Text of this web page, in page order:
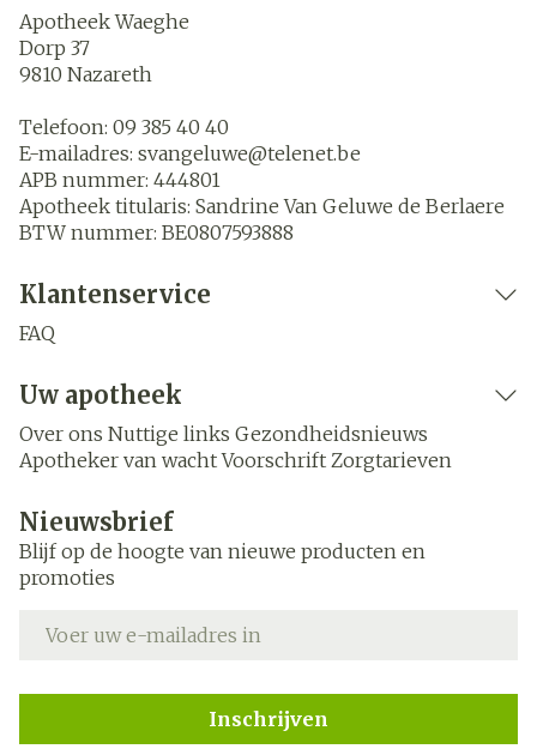
Apotheek Waeghe
Dorp 37
9810 Nazareth
Telefoon: 09 385 40 40
E-mailadres: svangeluwe@telenet.be
APB nummer: 444801
Apotheek titularis: Sandrine Van Geluwe de Berlaere
BTW nummer: BE0807593888
Klantenservice
FAQ
Uw apotheek
Over ons Nuttige links Gezondheidsnieuws
Apotheker van wacht Voorschrift Zorgtarieven
Nieuwsbrief
Blijf op de hoogte van nieuwe producten en
promoties
Inschrijven